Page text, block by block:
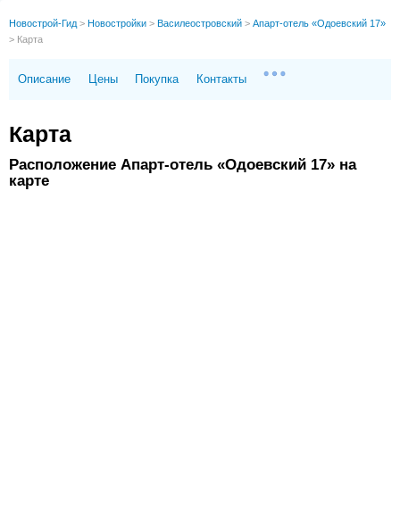
Новострой-Гид > Новостройки > Василеостровский > Апарт-отель «Одоевский 17»
> Карта
Описание Цены Покупка Контакты
Карта
Расположение Апарт-отель «Одоевский 17» на
карте